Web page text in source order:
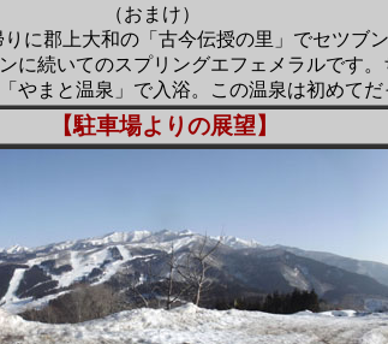
（おまけ）
に郡上大和の「古今伝授の里」でセツブン
に続いてのスプリングエフェメラルです。
やまと温泉」で入浴。この温泉は初めてだ
【駐車場よりの展望】